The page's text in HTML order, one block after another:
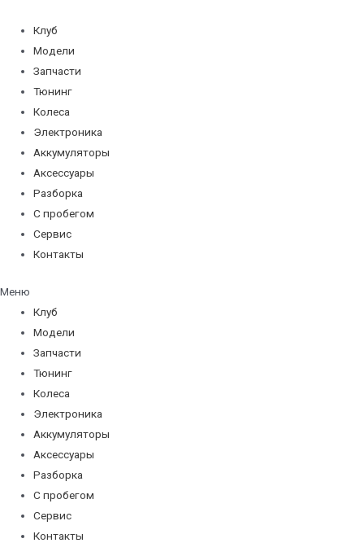
содержимому
Клуб
Модели
Запчасти
Тюнинг
Колеса
Электроника
Аккумуляторы
Аксессуары
Разборка
С пробегом
Сервис
Контакты
Меню
Клуб
Модели
Запчасти
Тюнинг
Колеса
Электроника
Аккумуляторы
Аксессуары
Разборка
С пробегом
Сервис
Контакты